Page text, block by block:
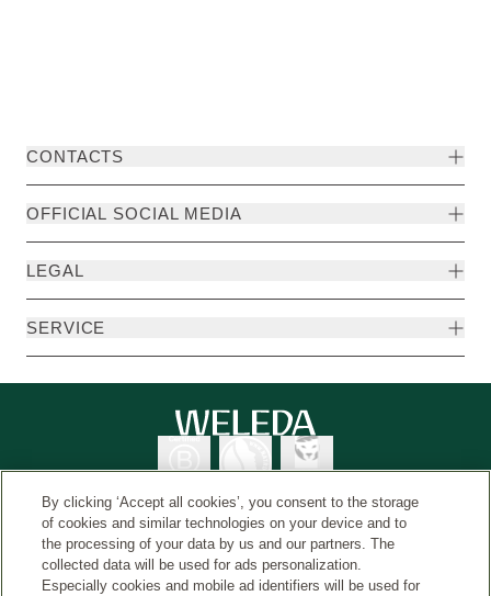
CONTACTS
OFFICIAL SOCIAL MEDIA
LEGAL
SERVICE
벨레다 인터내셔널 © Weleda 2026
By clicking ‘Accept all cookies’, you consent to the storage
of cookies and similar technologies on your device and to
the processing of your data by us and our partners. The
collected data will be used for ads personalization.
Especially cookies and mobile ad identifiers will be used for